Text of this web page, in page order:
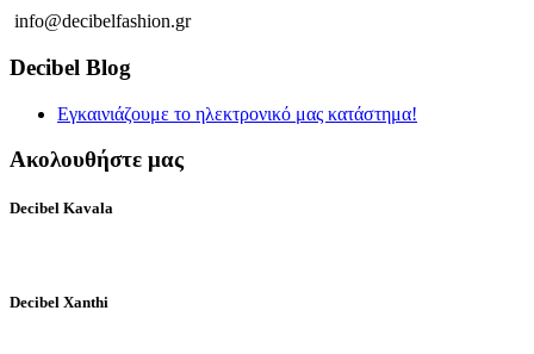
info@decibelfashion.gr
Decibel Blog
Εγκαινιάζουμε το ηλεκτρονικό μας κατάστημα!
Ακολουθήστε μας
Decibel Kavala
Decibel Xanthi